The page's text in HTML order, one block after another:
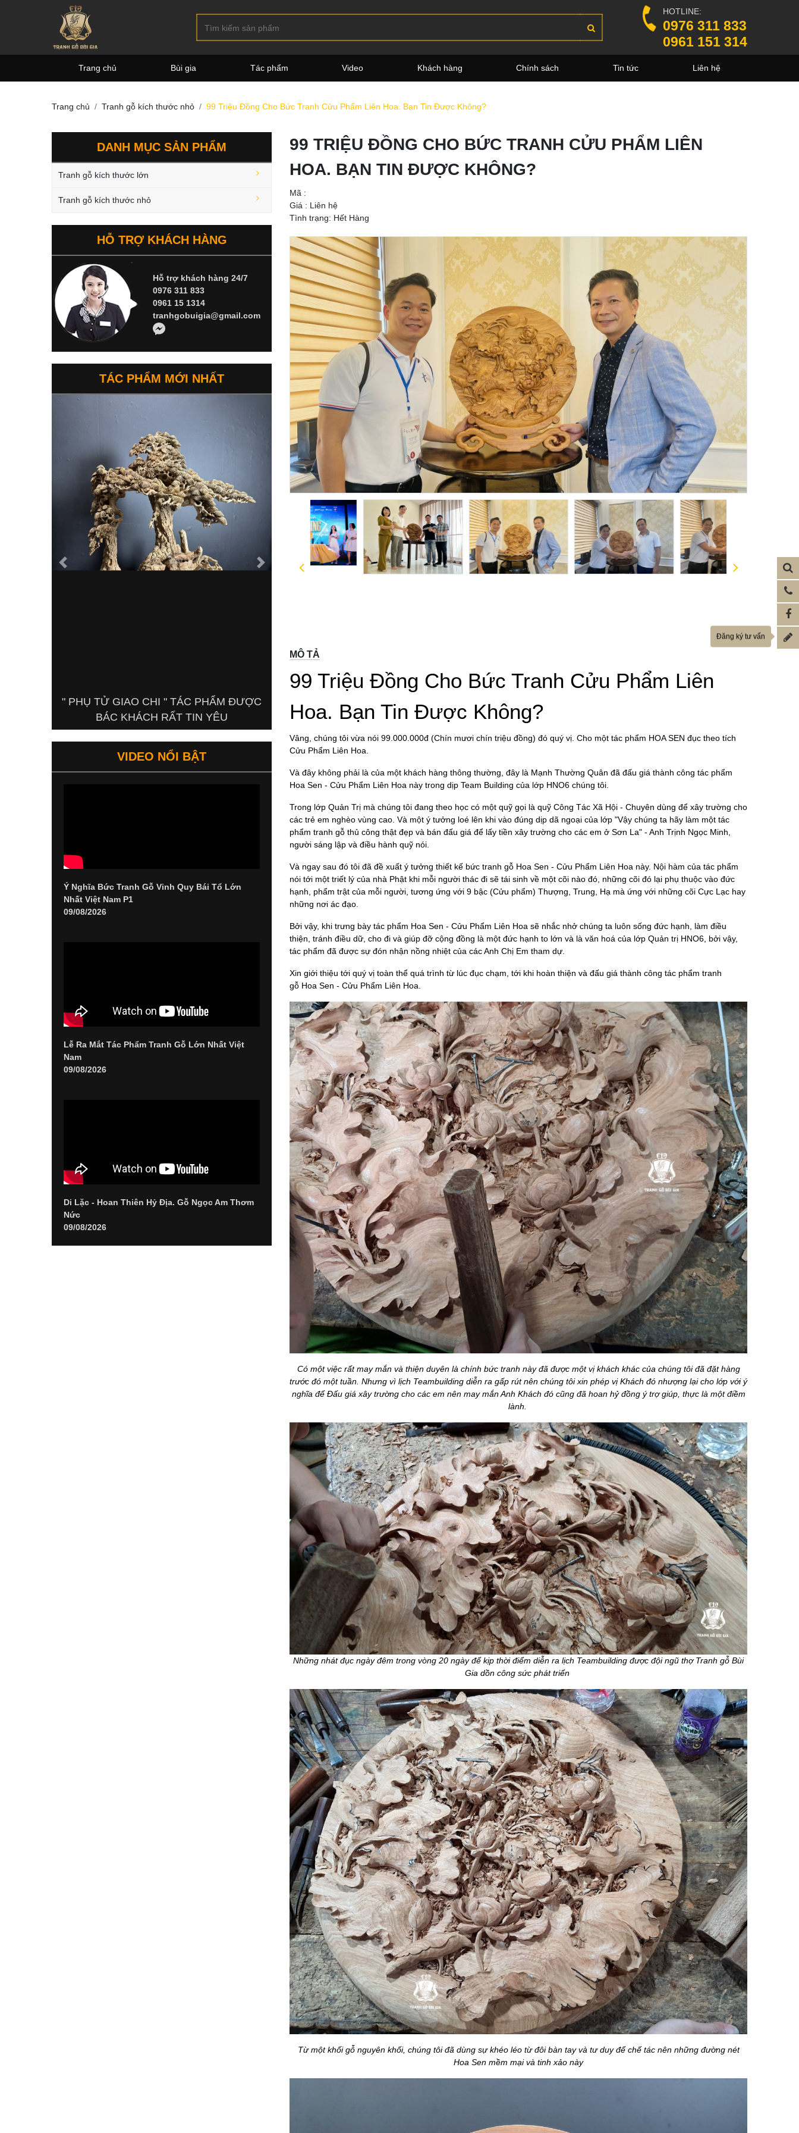
Trang chủ Bùi gia Tác phẩm Video Khách hàng Chính sách Tin tức Liên hệ
HOTLINE:
0976 311 833
0961 151 314
Trang chủ Tranh gỗ kích thước nhỏ 99 Triệu Đồng Cho Bức Tranh Cửu Phẩm Liên Hoa. Bạn Tin Được Không?
DANH MỤC SẢN PHẨM
Tranh gỗ kích thước lớn
Tranh gỗ kích thước nhỏ
HỖ TRỢ KHÁCH HÀNG
Hỗ trợ khách hàng 24/7
0976 311 833
0961 15 1314
tranhgobuigia@gmail.com
TÁC PHẨM MỚI NHẤT
" PHỤ TỬ GIAO CHI " TÁC PHẨM ĐƯỢC
BÁC KHÁCH RẤT TIN YÊU
Previous Next
VIDEO NỔI BẬT
Ý Nghĩa Bức Tranh Gỗ Vinh Quy Bái Tổ Lớn
Nhất Việt Nam P1
09/08/2026
Lễ Ra Mắt Tác Phẩm Tranh Gỗ Lớn Nhất Việt
Nam
09/08/2026
Di Lặc - Hoan Thiên Hỷ Địa. Gỗ Ngọc Am Thơm
Nức
09/08/2026
99 TRIỆU ĐỒNG CHO BỨC TRANH CỬU PHẨM LIÊN
HOA. BẠN TIN ĐƯỢC KHÔNG?
Mã :
Giá : Liên hệ
Tình trạng: Hết Hàng
MÔ TẢ
99 Triệu Đồng Cho Bức Tranh Cửu Phẩm Liên
Hoa. Bạn Tin Được Không?
Vâng, chúng tôi vừa nói 99.000.000đ (Chín mươi chín triệu đồng) đó quý vị. Cho một tác phẩm HOA SEN đục theo tích
Cửu Phẩm Liên Hoa.
Và đây không phải là của một khách hàng thông thường, đây là Mạnh Thường Quân đã đấu giá thành công tác phẩm
Hoa Sen - Cửu Phẩm Liên Hoa này trong dịp Team Building của lớp HNO6 chúng tôi.
Trong lớp Quản Trị mà chúng tôi đang theo học có một quỹ gọi là quỹ Công Tác Xã Hội - Chuyên dùng để xây trường cho
các trẻ em nghèo vùng cao. Và một ý tưởng loé lên khi vào đúng dịp dã ngoại của lớp "Vậy chúng ta hãy làm một tác
phẩm tranh gỗ thủ công thật đẹp và bán đấu giá để lấy tiền xây trường cho các em ở Sơn La" - Anh Trịnh Ngọc Minh,
người sáng lập và điều hành quỹ nói.
Và ngay sau đó tôi đã đề xuất ý tưởng thiết kế bức tranh gỗ Hoa Sen - Cửu Phẩm Liên Hoa này. Nội hàm của tác phẩm
nói tới một triết lý của nhà Phật khi mỗi người thác đi sẽ tái sinh về một cõi nào đó, những cõi đó lại phụ thuộc vào đức
hạnh, phẩm trật của mỗi người, tương ứng với 9 bậc (Cửu phẩm) Thượng, Trung, Hạ mà ứng với những cõi Cực Lạc hay
những nơi ác đạo.
Bởi vậy, khi trưng bày tác phẩm Hoa Sen - Cửu Phẩm Liên Hoa sẽ nhắc nhở chúng ta luôn sống đức hạnh, làm điều
thiện, tránh điều dữ, cho đi và giúp đỡ cộng đồng là một đức hạnh to lớn và là văn hoá của lớp Quản trị HNO6, bởi vậy,
tác phẩm đã được sự đón nhận nồng nhiệt của các Anh Chị Em tham dự.
Xin giới thiệu tới quý vị toàn thể quá trình từ lúc đục chạm, tới khi hoàn thiện và đấu giá thành công tác phẩm tranh
gỗ Hoa Sen - Cửu Phẩm Liên Hoa.
Có một việc rất may mắn và thiện duyên là chính bức tranh này đã được một vị khách khác của chúng tôi đã đặt hàng
trước đó một tuần. Nhưng vì lịch Teambuilding diễn ra gấp rút nên chúng tôi xin phép vị Khách đó nhượng lại cho lớp với ý
nghĩa để Đấu giá xây trường cho các em nên may mắn Anh Khách đó cũng đã hoan hỷ đồng ý trợ giúp, thực là một điềm
lành.
Những nhát đục ngày đêm trong vòng 20 ngày để kịp thời điểm diễn ra lịch Teambuilding được đội ngũ thợ Tranh gỗ Bùi
Gia dồn công sức phát triển
Từ một khối gỗ nguyên khối, chúng tôi đã dùng sự khéo léo từ đôi bàn tay và tư duy để chế tác nên những đường nét
Hoa Sen mềm mại và tinh xảo này
Đăng ký tư vấn